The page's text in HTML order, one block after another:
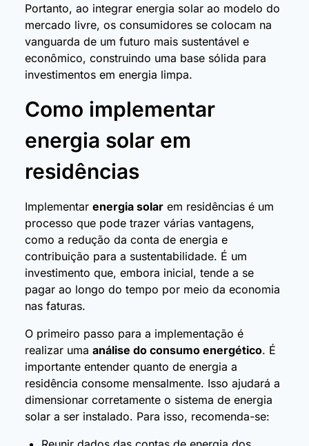
Portanto, ao integrar energia solar ao modelo do
mercado livre, os consumidores se colocam na
vanguarda de um futuro mais sustentável e
econômico, construindo uma base sólida para
investimentos em energia limpa.
Como implementar
energia solar em
residências
Implementar energia solarem residências é um
processo que pode trazer várias vantagens,
como a redução da conta de energia e
contribuição para a sustentabilidade. É um
investimento que, embora inicial, tende a se
pagar ao longo do tempo por meio da economia
nas faturas.
O primeiro passo para a implementação é
realizar uma análise do consumo energético. É
importante entender quanto de energia a
residência consome mensalmente. Isso ajudará a
dimensionar corretamente o sistema de energia
solar a ser instalado. Para isso, recomenda-se: